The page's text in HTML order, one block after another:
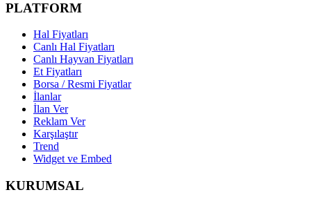
PLATFORM
Hal Fiyatları
Canlı Hal Fiyatları
Canlı Hayvan Fiyatları
Et Fiyatları
Borsa / Resmi Fiyatlar
İlanlar
İlan Ver
Reklam Ver
Karşılaştır
Trend
Widget ve Embed
KURUMSAL